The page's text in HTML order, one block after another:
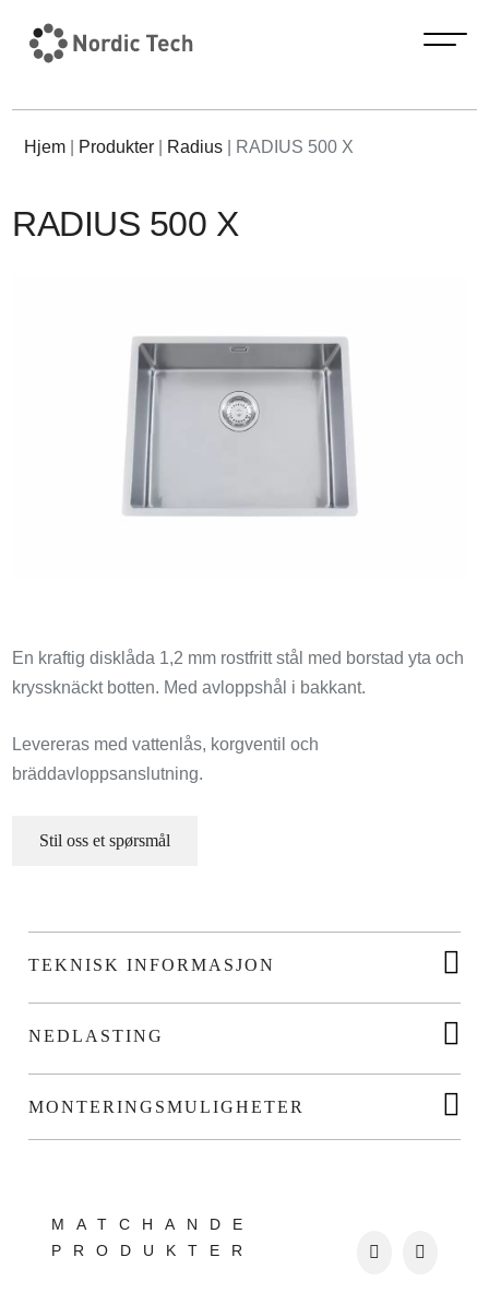
Hjem| Produkter| Radius| RADIUS 500 X
RADIUS 500 X
En kraftig disklåda 1,2 mm rostfritt stål med borstad yta och
kryssknäckt botten. Med avloppshål i bakkant.
Levereras med vattenlås, korgventil och
bräddavloppsanslutning.
Stil oss et spørsmål
TEKNISK INFORMASJON
NEDLASTING
MONTERINGSMULIGHETER
MATCHANDE
PRODUKTER